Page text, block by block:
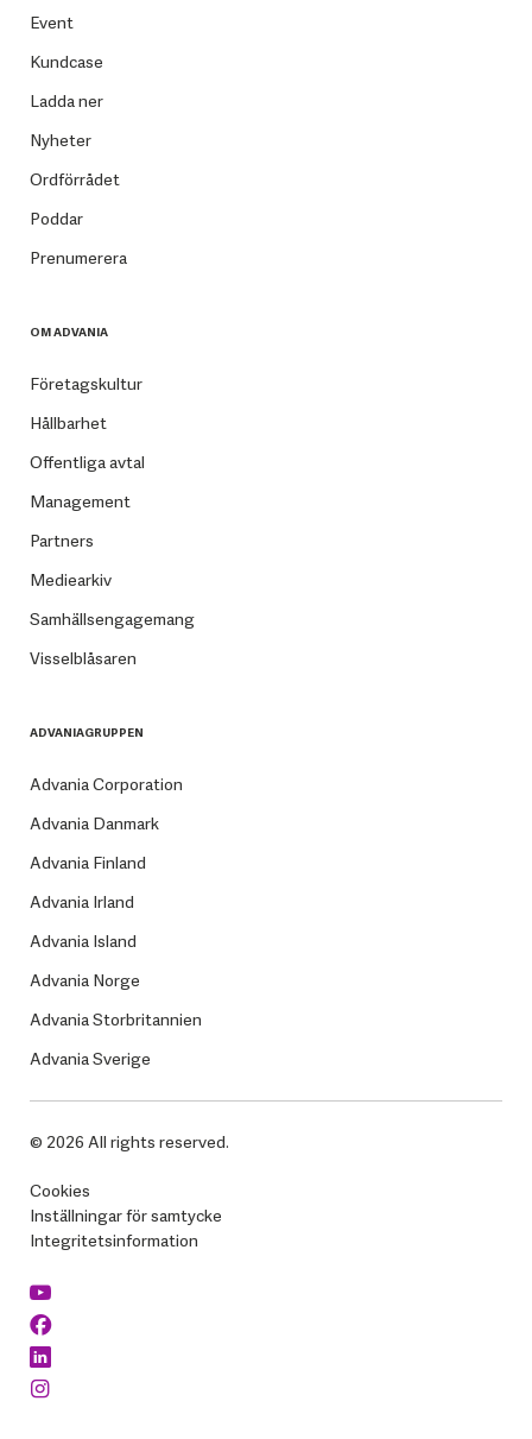
Event
Kundcase
Ladda ner
Nyheter
Ordförrådet
Poddar
Prenumerera
OM ADVANIA
Företagskultur
Hållbarhet
Offentliga avtal
Management
Partners
Mediearkiv
Samhällsengagemang
Visselblåsaren
ADVANIAGRUPPEN
Advania Corporation
Advania Danmark
Advania Finland
Advania Irland
Advania Island
Advania Norge
Advania Storbritannien
Advania Sverige
© 2026 All rights reserved.
Cookies
Inställningar för samtycke
Integritetsinformation